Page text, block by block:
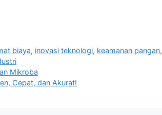
biaya, inovasi teknologi, keamanan pangan,
Mikroba
Cepat, dan Akurat!